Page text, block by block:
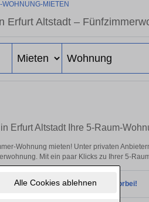
Alle Cookies ablehnen
WOHNUNG-MIETEN
Erfurt Altstadt –
Erfurt Altstadt Ihre 5-Raum-
Wohnung mieten! Unter privaten
Mit ein paar Klicks zu Ihrer 5-
finden. Schauen Sie bald wieder vorbei!